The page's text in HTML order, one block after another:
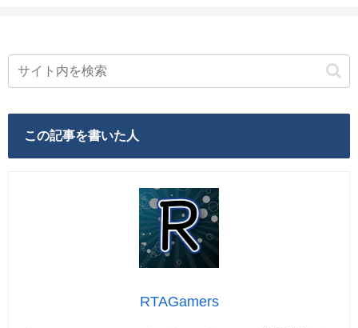
この記事を書いた人
RTAGamers